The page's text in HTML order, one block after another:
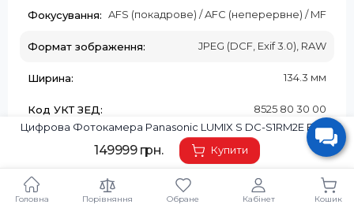
Фокусування: AFS (покадрове) / AFC (неперервне) / MF
Формат зображення: JPEG (DCF, Exif 3.0), RAW
Ширина: 134.3 мм
Код УКТ ЗЕД: 8525 80 30 00
Цифрова Фотокамера Panasonic LUMIX S DC-S1RM2E Body
149999 грн. Купити
Головна Порівняння Обране Кабінет Кошик